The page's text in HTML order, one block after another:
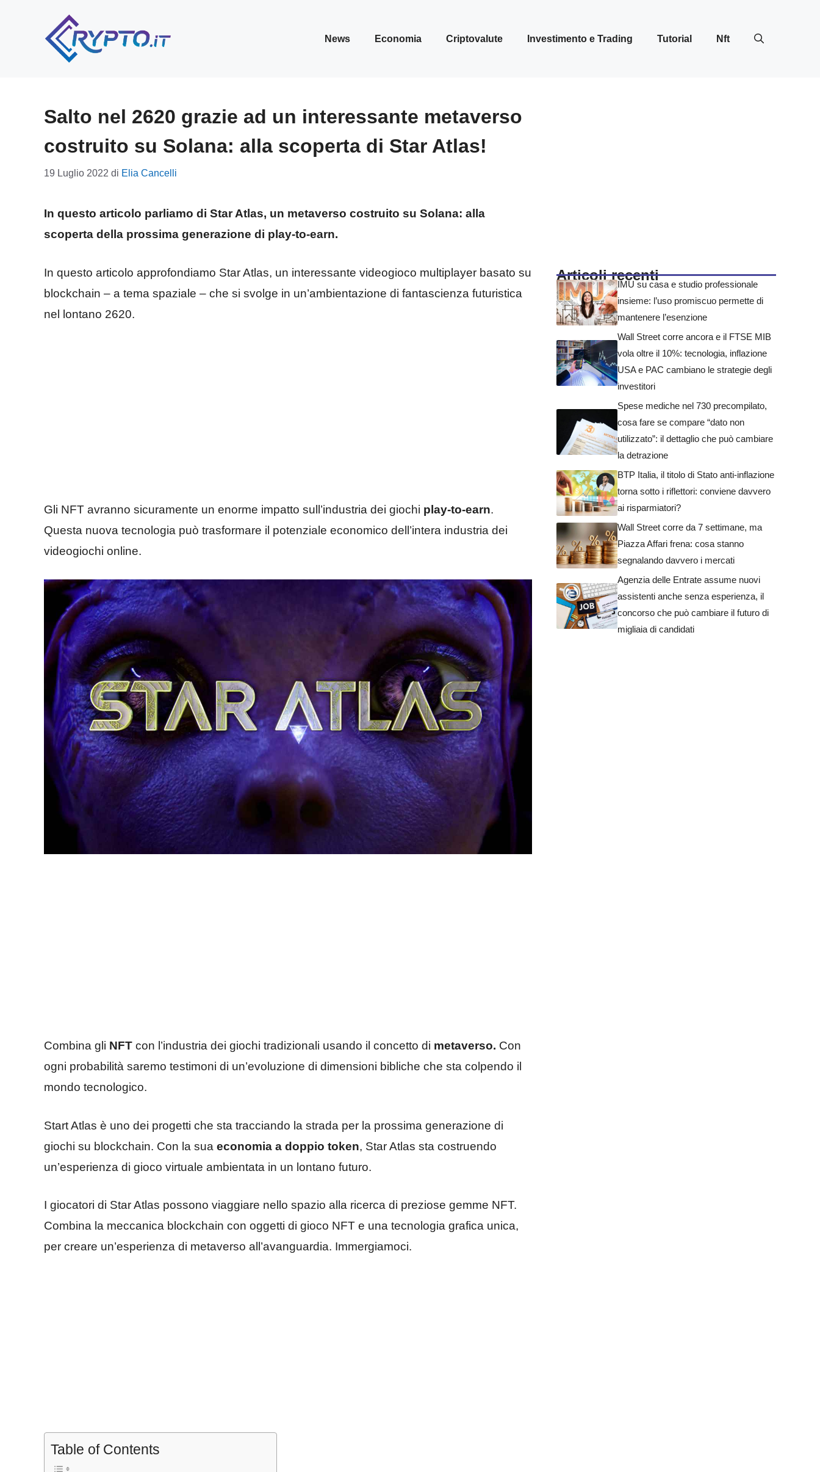
News Economia Criptovalute Investimento e Trading Tutorial Nft
Salto nel 2620 grazie ad un interessante metaverso
costruito su Solana: alla scoperta di Star Atlas!
19 Luglio 2022 di Elia Cancelli
In questo articolo parliamo di Star Atlas, un metaverso costruito su Solana: alla
scoperta della prossima generazione di play-to-earn.
In questo articolo approfondiamo Star Atlas, un interessante videogioco multiplayer basato su
blockchain – a tema spaziale – che si svolge in un’ambientazione di fantascienza futuristica
nel lontano 2620.
Gli NFT avranno sicuramente un enorme impatto sull’industria dei giochi play-to-earn.
Questa nuova tecnologia può trasformare il potenziale economico dell’intera industria dei
videogiochi online.
Combina gli NFT con l’industria dei giochi tradizionali usando il concetto di metaverso. Con
ogni probabilità saremo testimoni di un’evoluzione di dimensioni bibliche che sta colpendo il
mondo tecnologico.
Start Atlas è uno dei progetti che sta tracciando la strada per la prossima generazione di
giochi su blockchain. Con la sua economia a doppio token, Star Atlas sta costruendo
un’esperienza di gioco virtuale ambientata in un lontano futuro.
I giocatori di Star Atlas possono viaggiare nello spazio alla ricerca di preziose gemme NFT.
Combina la meccanica blockchain con oggetti di gioco NFT e una tecnologia grafica unica,
per creare un’esperienza di metaverso all’avanguardia. Immergiamoci.
Table of Contents
Articoli recenti
IMU su casa e studio professionale
insieme: l’uso promiscuo permette di
mantenere l’esenzione
Wall Street corre ancora e il FTSE MIB
vola oltre il 10%: tecnologia, inflazione
USA e PAC cambiano le strategie degli
investitori
Spese mediche nel 730 precompilato,
cosa fare se compare “dato non
utilizzato”: il dettaglio che può cambiare
la detrazione
BTP Italia, il titolo di Stato anti-inflazione
torna sotto i riflettori: conviene davvero
ai risparmiatori?
Wall Street corre da 7 settimane, ma
Piazza Affari frena: cosa stanno
segnalando davvero i mercati
Agenzia delle Entrate assume nuovi
assistenti anche senza esperienza, il
concorso che può cambiare il futuro di
migliaia di candidati